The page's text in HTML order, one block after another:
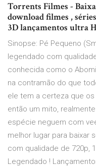
Torrents Filmes -
download filmes ,
3D lançamentos ultra
Sinopse: Pé Pequeno
legendado com
conhecida como o
na contramão do que
ele tem a certeza que
então um mito,
espécie neguem com
melhor lugar para baixar
com qualidade de 720p,
Legendado !